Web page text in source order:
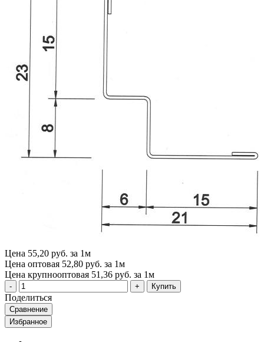
Цена 55,20 руб. за 1м
Цена оптовая 52,80 руб. за 1м
Цена крупнооптовая 51,36 руб. за 1м
Купить
Поделиться
Сравнение
Избранное